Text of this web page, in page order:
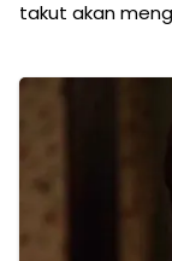
takut akan